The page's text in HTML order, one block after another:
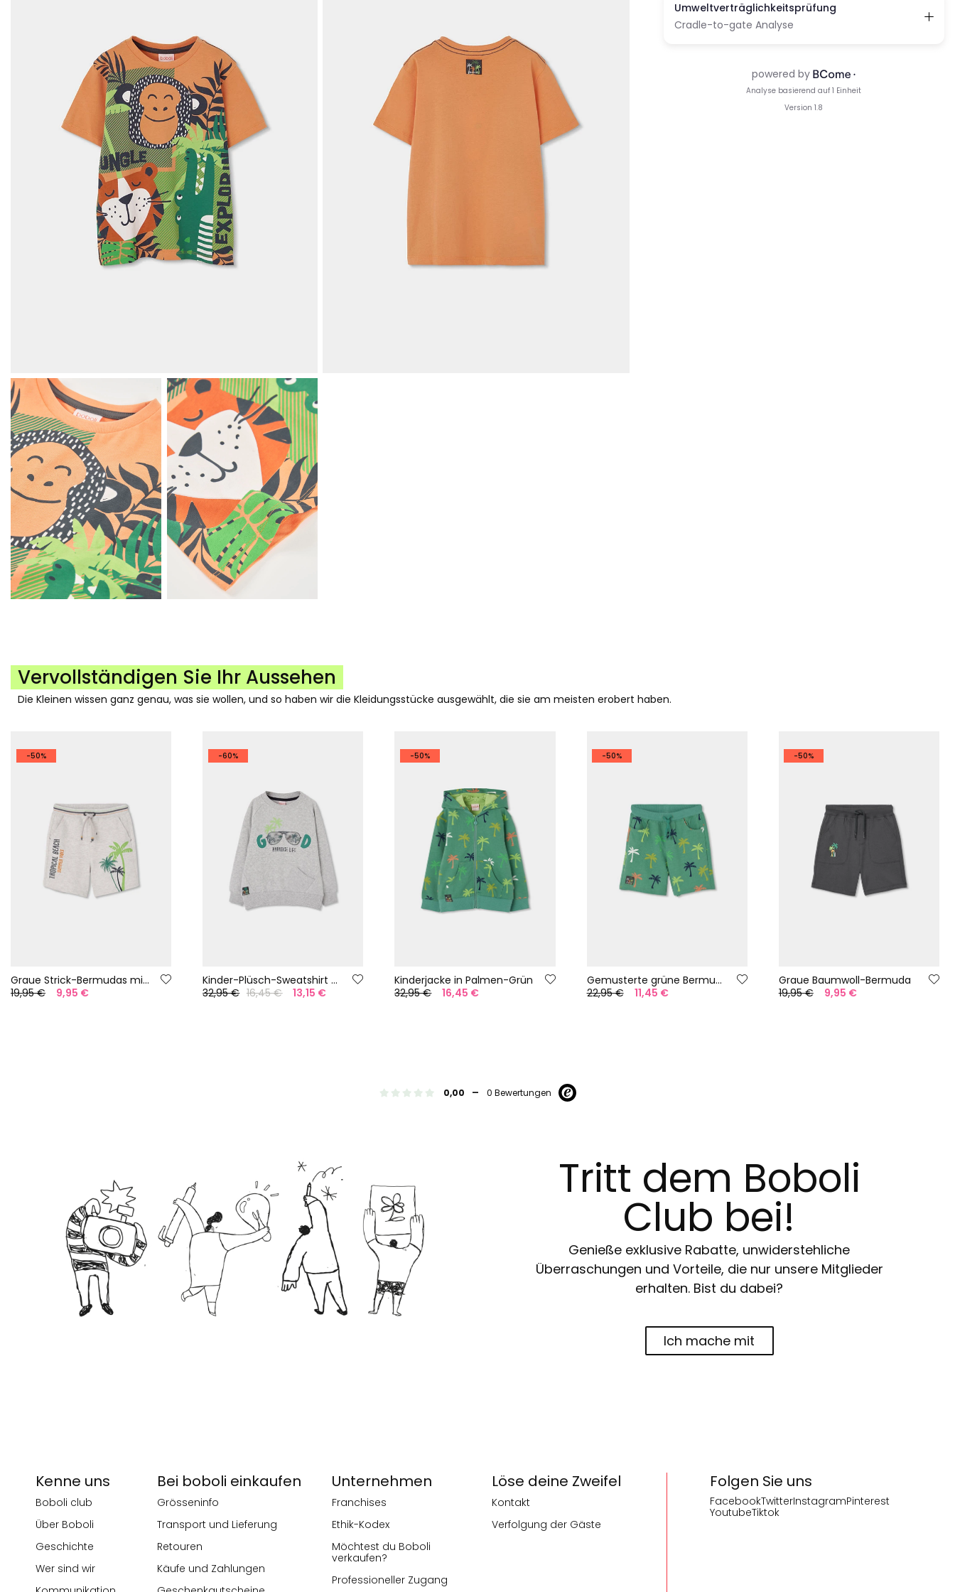
Vervollständigen Sie Ihr Aussehen
Die Kleinen wissen ganz genau, was sie wollen, und so haben wir die Kleidungsstücke ausgewählt, die sie am meisten erobert haben.
-50%
Graue Strick-Bermudas mit Palmenmuster
19,95 €
9,95 €
-60%
Kinder-Plüsch-Sweatshirt grau
32,95 € 16,45 € 13,15 €
-50%
Kinderjacke in Palmen-Grün
32,95 €
16,45 €
-50%
Gemusterte grüne Bermuda
22,95 €
11,45 €
-50%
Graue Baumwoll-Bermuda
19,95 €
9,95 €
0,00 - 0 Bewertungen
Tritt dem Boboli
Club bei!
Genieße exklusive Rabatte, unwiderstehliche
Überraschungen und Vorteile, die nur unsere Mitglieder
erhalten. Bist du dabei?
Ich mache mit
Folgen Sie uns
FacebookTwitterInstagramPinterest
YoutubeTiktok
Kenne uns
Boboli club
Über Boboli
Geschichte
Wer sind wir
Bei boboli einkaufen
Grösseninfo
Transport und Lieferung
Retouren
Käufe und Zahlungen
Unternehmen
Franchises
Ethik-Kodex
Möchtest du Boboli
verkaufen?
Professioneller Zugang
Löse deine Zweifel
Kontakt
Verfolgung der Gäste